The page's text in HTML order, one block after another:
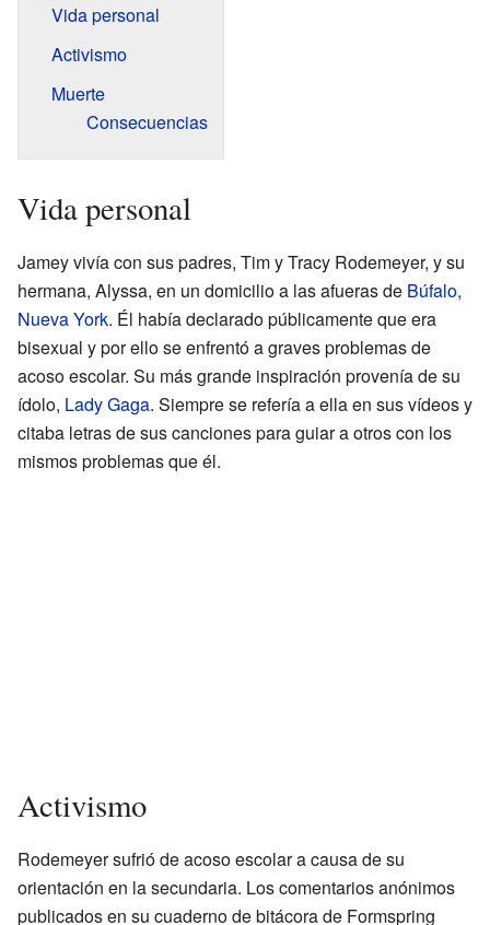
Vida personal
Activismo
Muerte
Consecuencias
Vida personal
Jamey vivía con sus padres, Tim y Tracy Rodemeyer, y su
hermana, Alyssa, en un domicilio a las afueras de Búfalo,
Nueva York. Él había declarado públicamente que era
bisexual y por ello se enfrentó a graves problemas de
acoso escolar. Su más grande inspiración provenía de su
ídolo, Lady Gaga. Siempre se refería a ella en sus vídeos y
citaba letras de sus canciones para guiar a otros con los
mismos problemas que él.
Activismo
Rodemeyer sufrió de acoso escolar a causa de su
orientación en la secundaria. Los comentarios anónimos
publicados en su cuaderno de bitácora de Formspring